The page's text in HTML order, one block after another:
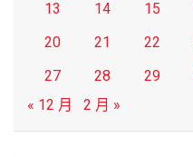
13
14 15
20
21 22
27
28 29
« 12 月
2 月 »